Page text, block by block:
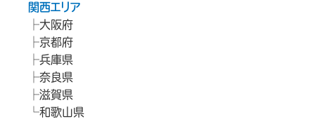
関西エリア
大阪府
京都府
兵庫県
奈良県
滋賀県
和歌山県